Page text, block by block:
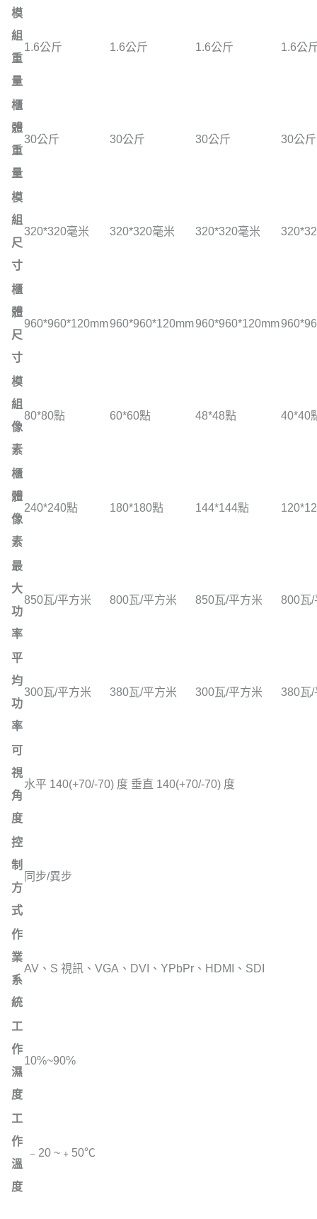
模
組
重
量
1.6公斤 1.6公斤 1.6公斤 1.6公
櫃
體
重
量
30公斤 30公斤 30公斤 30公斤
模
組
尺
寸
320*320毫米 320*320毫米 320*320毫米
櫃
體
尺
寸
960*960*120mm960*960*120mm960*960*120mm
模
組
像
素
80*80點 60*60點 48*48點 40*40
櫃
體
像
素
240*240點 180*180點 144*144點
最
大
功
率
850瓦/平方米 800瓦/平方米 850瓦/平方米 800瓦/
平
均
功
率
300瓦/平方米 380瓦/平方米 300瓦/平方米 380瓦/
可
視
角
度
水平 140(+70/-70) 度 垂直 140(+70/-70) 度
控
制
方
式
同步/異步
作
業
系
統
AV、S 視訊、VGA、DVI、YPbPr、HDMI、SDI
工
作
濕
度
10%~90%
工
作
溫
度
﹣20 ~﹢50℃